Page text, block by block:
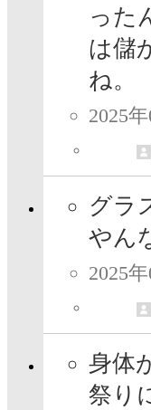
った
は儲
ね。
2025
グラ
やん
2025
身体
祭り